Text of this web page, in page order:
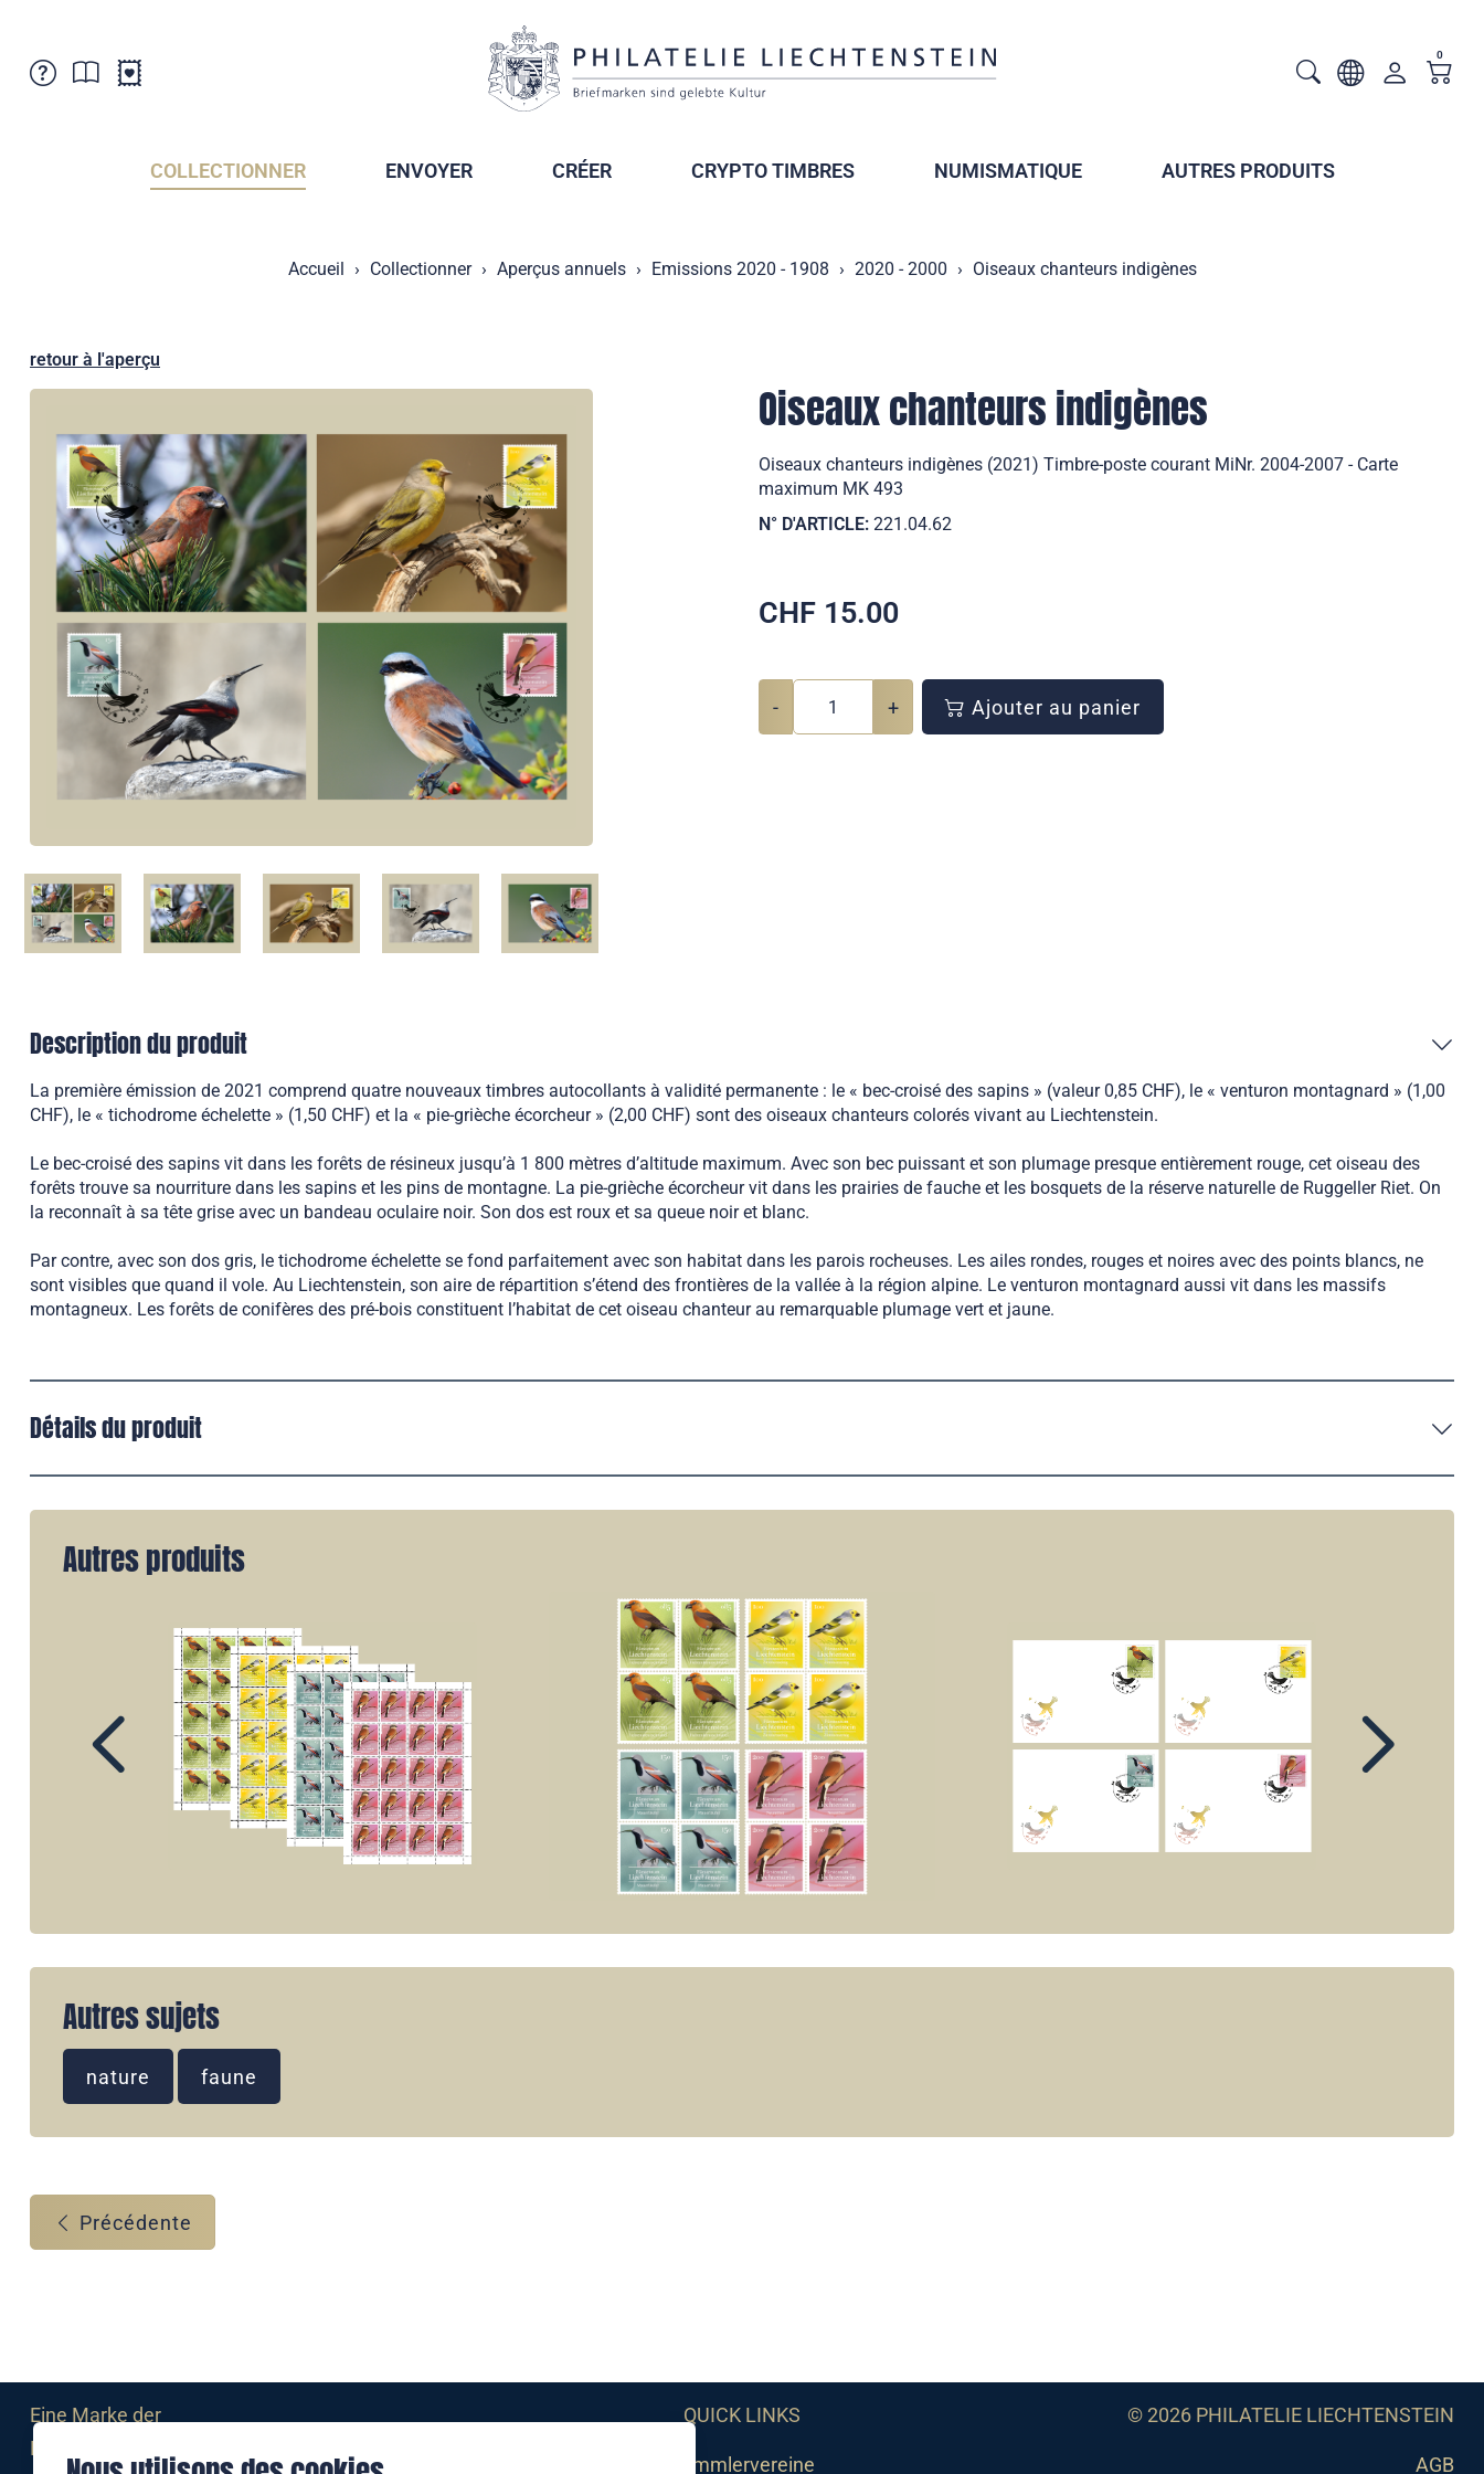
Points de vente
Abonnement
0
COLLECTIONNER ENVOYER CRÉER CRYPTO TIMBRES NUMISMATIQUE AUTRES PRODUITS
Accueil Collectionner Aperçus annuels Emissions 2020 - 1908 2020 - 2000 Oiseaux chanteurs indigènes
retour à l'aperçu
Oiseaux chanteurs indigènes
Oiseaux chanteurs indigènes (2021) Timbre-poste courant MiNr. 2004-2007 - Carte
maximum MK 493
N° D'ARTICLE: 221.04.62
CHF 15.00
- + Ajouter au panier
Description du produit
La première émission de 2021 comprend quatre nouveaux timbres autocollants à validité permanente : le « bec-croisé des sapins » (valeur 0,85 CHF), le « venturon montagnard » (1,00
CHF), le « tichodrome échelette » (1,50 CHF) et la « pie-grièche écorcheur » (2,00 CHF) sont des oiseaux chanteurs colorés vivant au Liechtenstein.
Le bec-croisé des sapins vit dans les forêts de résineux jusqu’à 1 800 mètres d’altitude maximum. Avec son bec puissant et son plumage presque entièrement rouge, cet oiseau des
forêts trouve sa nourriture dans les sapins et les pins de montagne. La pie-grièche écorcheur vit dans les prairies de fauche et les bosquets de la réserve naturelle de Ruggeller Riet. On
la reconnaît à sa tête grise avec un bandeau oculaire noir. Son dos est roux et sa queue noir et blanc.
Par contre, avec son dos gris, le tichodrome échelette se fond parfaitement avec son habitat dans les parois rocheuses. Les ailes rondes, rouges et noires avec des points blancs, ne
sont visibles que quand il vole. Au Liechtenstein, son aire de répartition s’étend des frontières de la vallée à la région alpine. Le venturon montagnard aussi vit dans les massifs
montagneux. Les forêts de conifères des pré-bois constituent l’habitat de cet oiseau chanteur au remarquable plumage vert et jaune.
Détails du produit
Autres produits
Autres sujets
nature faune
Précédente
Eine Marke der
Liechtensteinischen Post AG
QUICK LINKS
Sammlervereine
© 2026 PHILATELIE LIECHTENSTEIN
AGB